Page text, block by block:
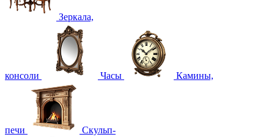
Зеркала,
консоли Часы Камины,
печи Скульп-